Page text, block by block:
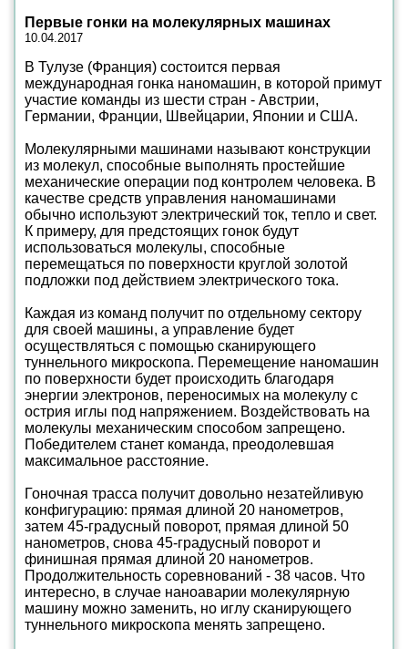
Первые гонки на молекулярных машинах
10.04.2017
В Тулузе (Франция) состоится первая
международная гонка наномашин, в которой примут
участие команды из шести стран - Австрии,
Германии, Франции, Швейцарии, Японии и США.
Молекулярными машинами называют конструкции
из молекул, способные выполнять простейшие
механические операции под контролем человека. В
качестве средств управления наномашинами
обычно используют электрический ток, тепло и свет.
К примеру, для предстоящих гонок будут
использоваться молекулы, способные
перемещаться по поверхности круглой золотой
подложки под действием электрического тока.
Каждая из команд получит по отдельному сектору
для своей машины, а управление будет
осуществляться с помощью сканирующего
туннельного микроскопа. Перемещение наномашин
по поверхности будет происходить благодаря
энергии электронов, переносимых на молекулу с
острия иглы под напряжением. Воздействовать на
молекулы механическим способом запрещено.
Победителем станет команда, преодолевшая
максимальное расстояние.
Гоночная трасса получит довольно незатейливую
конфигурацию: прямая длиной 20 нанометров,
затем 45-градусный поворот, прямая длиной 50
нанометров, снова 45-градусный поворот и
финишная прямая длиной 20 нанометров.
Продолжительность соревнований - 38 часов. Что
интересно, в случае наноаварии молекулярную
машину можно заменить, но иглу сканирующего
туннельного микроскопа менять запрещено.